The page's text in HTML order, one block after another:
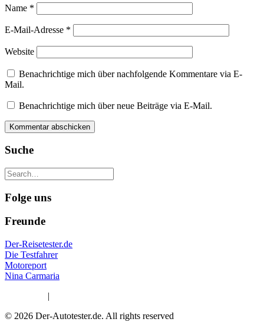
Name *
E-Mail-Adresse *
Website
Benachrichtige mich über nachfolgende Kommentare via E-
Mail.
Benachrichtige mich über neue Beiträge via E-Mail.
Suche
Folge uns
Freunde
Der-Reisetester.de
Die Testfahrer
Motoreport
Nina Carmaria
|
© 2026 Der-Autotester.de. All rights reserved